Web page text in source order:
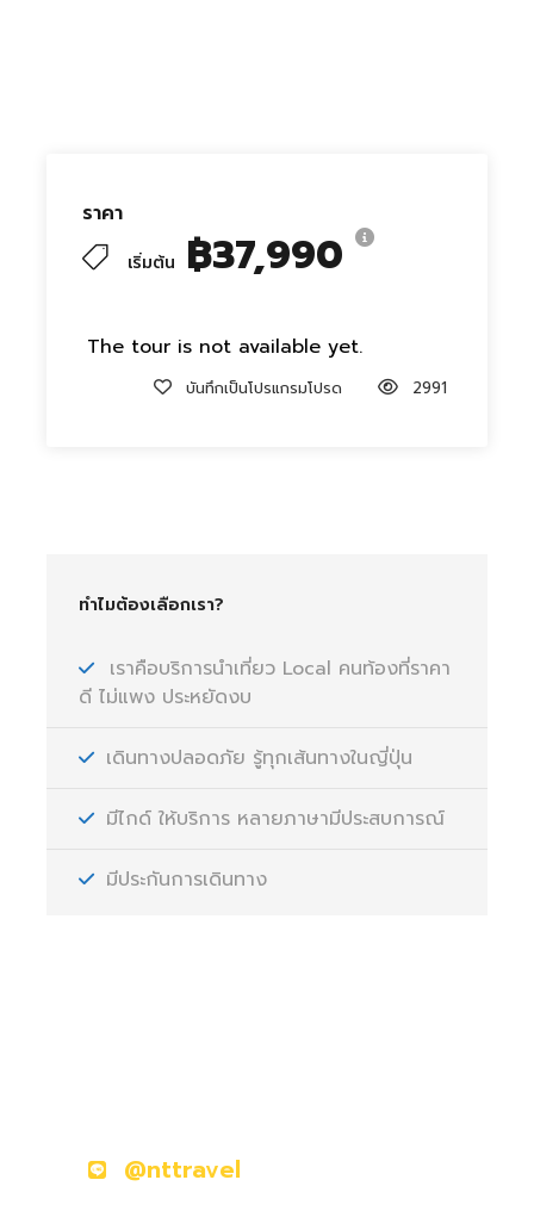
ราคา
เริ่มต้น ฿37,990
The tour is not available yet.
บันทึกเป็นโปรแกรมโปรด 2991
ทำไมต้องเลือกเรา?
เราคือบริการนำเที่ยว Local คนท้องที่ราคา
ดี ไม่แพง ประหยัดงบ
เดินทางปลอดภัย รู้ทุกเส้นทางในญี่ปุ่น
มีไกด์ ให้บริการ หลายภาษามีประสบการณ์
มีประกันการเดินทาง
@nttravel